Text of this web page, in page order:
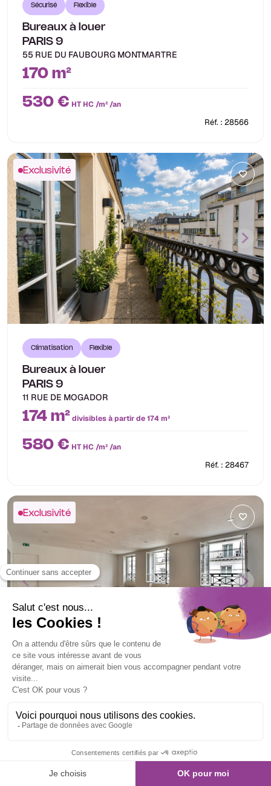
Sécurisé Flexible
Bureaux à louer
PARIS 9
55 RUE DU FAUBOURG MONTMARTRE
170 m²
530 € HT HC /m² /an
Réf. : 28566
Exclusivité
Climatisation Flexible
Bureaux à louer
PARIS 9
11 RUE DE MOGADOR
174 m²divisibles à partir de 174 m²
580 € HT HC /m² /an
Réf. : 28467
Exclusivité
Sécurisé Flexible
Bureaux à louer
PARIS 9